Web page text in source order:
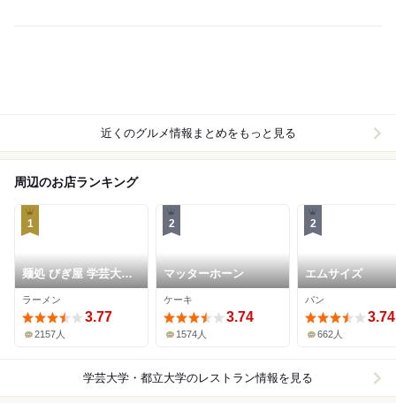
近くのグルメ情報まとめをもっと見る
周辺のお店ランキング
1
麺処 びぎ屋 学芸大学
本店
ラーメン
3.77
2157人
2
マッターホーン
ケーキ
3.74
1574人
2
エムサイズ
パン
3.74
662人
学芸大学・都立大学のレストラン情報を見る